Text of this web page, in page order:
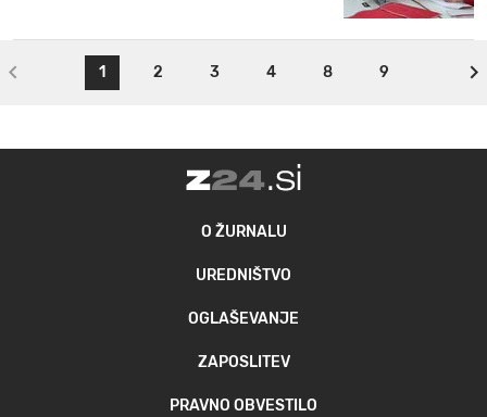
1 2 3 4 8 9
O ŽURNALU
UREDNIŠTVO
OGLAŠEVANJE
ZAPOSLITEV
PRAVNO OBVESTILO